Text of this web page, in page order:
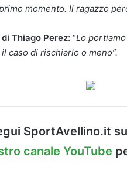
momento. Il ragazzo
Thiago Perez: “Lo portiamo
caso di rischiarlo o meno”.
SportAvellino.it su
canale YouTube